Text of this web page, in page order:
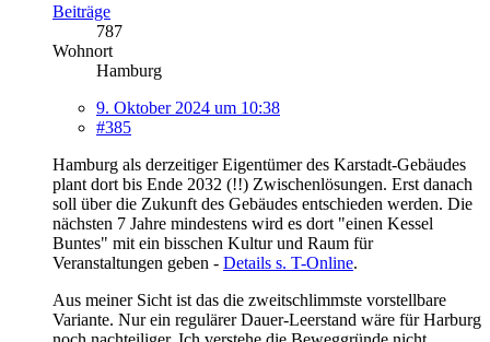
Beiträge
787
Wohnort
Hamburg
9. Oktober 2024 um 10:38
#385
Hamburg als derzeitiger Eigentümer des Karstadt-Gebäudes
plant dort bis Ende 2032 (!!) Zwischenlösungen. Erst danach
soll über die Zukunft des Gebäudes entschieden werden. Die
nächsten 7 Jahre mindestens wird es dort "einen Kessel
Buntes" mit ein bisschen Kultur und Raum für
Veranstaltungen geben - Details s. T-Online.
Aus meiner Sicht ist das die zweitschlimmste vorstellbare
Variante. Nur ein regulärer Dauer-Leerstand wäre für Harburg